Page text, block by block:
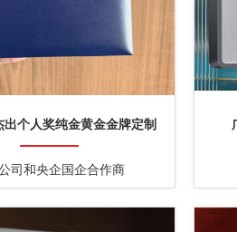
出个人奖纯金黄金金牌定制
司和央企国企合作商